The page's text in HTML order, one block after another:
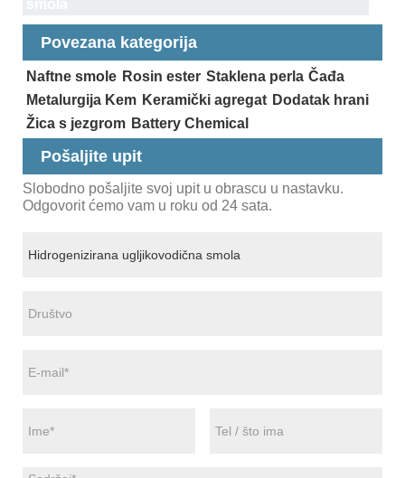
Povezana kategorija
Naftne smole Rosin ester Staklena perla Čađa
Metalurgija Kem Keramički agregat Dodatak hrani
Žica s jezgrom Battery Chemical
Pošaljite upit
Slobodno pošaljite svoj upit u obrascu u nastavku.
Odgovorit ćemo vam u roku od 24 sata.